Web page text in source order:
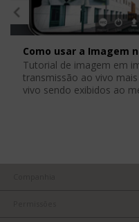
Como usar a Imagem
Tutorial de imagem em
transmissão ao vivo
vivo sendo exibidos ao